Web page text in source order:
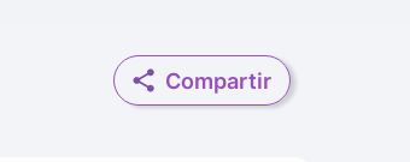
Compartir